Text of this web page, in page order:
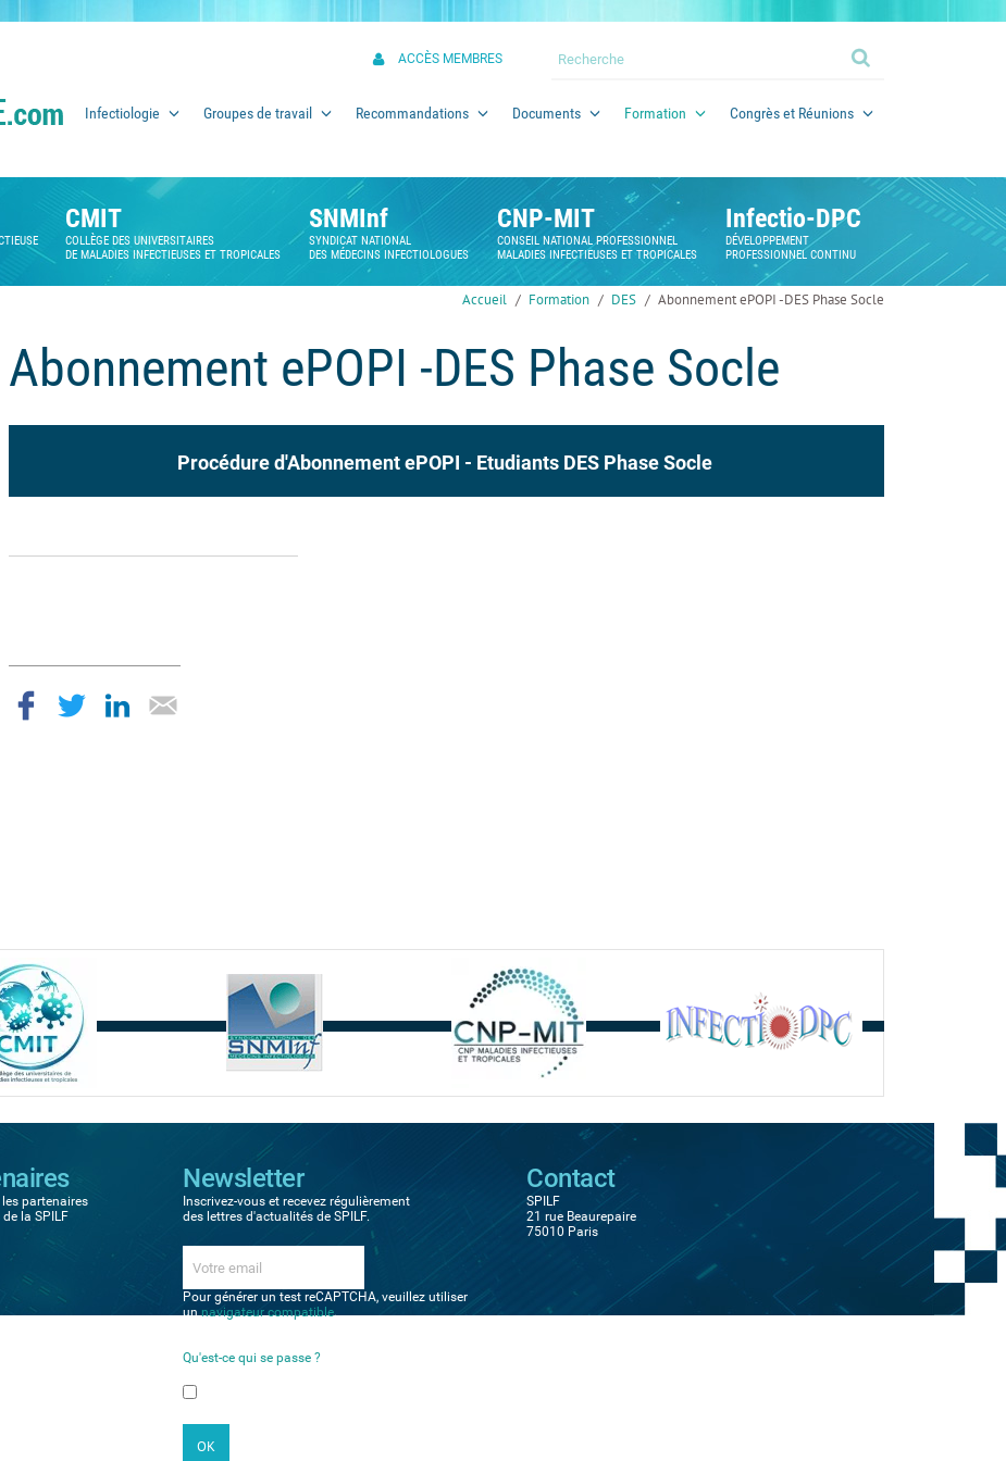
Infectiologie Groupes de travail Recommandations Documents Formation Congrès et Réunions
ACCÈS MEMBRES
CMIT
COLLÈGE DES UNIVERSITAIRES
DE MALADIES INFECTIEUSES ET TROPICALES
SNMInf
SYNDICAT NATIONAL
DES MÉDECINS INFECTIOLOGUES
CNP-MIT
CONSEIL NATIONAL PROFESSIONNEL
MALADIES INFECTIEUSES ET TROPICALES
Infectio-DPC
DÉVELOPPEMENT
PROFESSIONNEL CONTINU
Accueil Formation DES Abonnement ePOPI -DES Phase Socle
Abonnement ePOPI -DES Phase Socle
Procédure d'Abonnement ePOPI - Etudiants DES Phase Socle
les partenaires
la SPILF
Newsletter
Inscrivez-vous et recevez régulièrement
des lettres d'actualités de SPILF.
Pour générer un test reCAPTCHA, veuillez utiliser
unnavigateur compatible.
Qu'est-ce qui se passe ?
Contact
SPILF
21 rue Beaurepaire
75010 Paris